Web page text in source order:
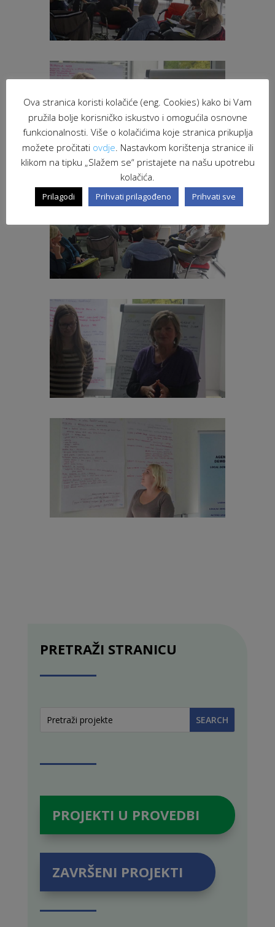
PRETRAŽI STRANICU
PROJEKTI U PROVEDBI
ZAVRŠENI PROJEKTI
Ova stranica koristi kolačiće (eng. Cookies) kako bi Vam
pružila bolje korisničko iskustvo i omogućila osnovne
funkcionalnosti. Više o kolačićima koje stranica prikuplja
možete pročitati ovdje . Nastavkom korištenja stranice ili
klikom na tipku „Slažem se“ pristajete na našu upotrebu
kolačića.
Prilagodi Prihvati prilagođeno Prihvati sve